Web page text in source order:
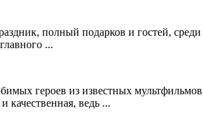
полный подарков и гостей, среди
...
героев из известных
качественная, ведь ...